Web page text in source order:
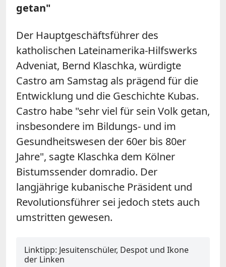
getan"
Der Hauptgeschäftsführer des
katholischen Lateinamerika-Hilfswerks
Adveniat, Bernd Klaschka, würdigte
Castro am Samstag als prägend für die
Entwicklung und die Geschichte Kubas.
Castro habe "sehr viel für sein Volk getan,
insbesondere im Bildungs- und im
Gesundheitswesen der 60er bis 80er
Jahre", sagte Klaschka dem Kölner
Bistumssender domradio. Der
langjährige kubanische Präsident und
Revolutionsführer sei jedoch stets auch
umstritten gewesen.
Linktipp: Jesuitenschüler, Despot und Ikone
der Linken